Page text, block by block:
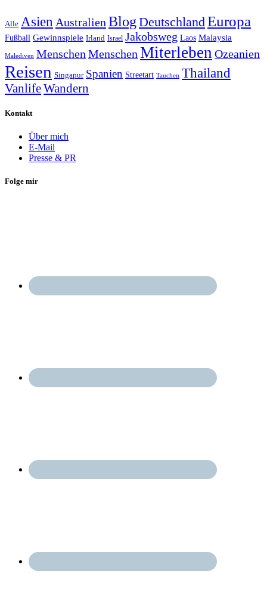
Alle Asien Australien Blog Deutschland Europa
Fußball Gewinnspiele Irland Israel Jakobsweg Laos Malaysia
Malediven Menschen Menschen Miterleben Ozeanien
Reisen Singapur Spanien Streetart Tauchen Thailand
VanlifeWandern
Kontakt
Über mich
E-Mail
Presse & PR
Folge mir